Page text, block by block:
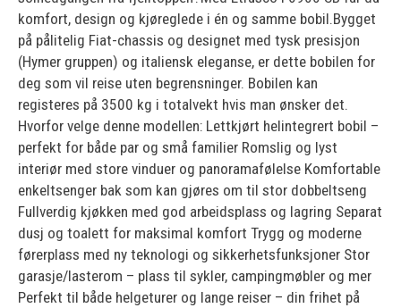
komfort, design og kjøreglede i én og samme bobil.Bygget
på pålitelig Fiat-chassis og designet med tysk presisjon
(Hymer gruppen) og italiensk eleganse, er dette bobilen for
deg som vil reise uten begrensninger. Bobilen kan
registeres på 3500 kg i totalvekt hvis man ønsker det.
Hvorfor velge denne modellen: Lettkjørt helintegrert bobil –
perfekt for både par og små familier Romslig og lyst
interiør med store vinduer og panoramafølelse Komfortable
enkeltsenger bak som kan gjøres om til stor dobbeltseng
Fullverdig kjøkken med god arbeidsplass og lagring Separat
dusj og toalett for maksimal komfort Trygg og moderne
førerplass med ny teknologi og sikkerhetsfunksjoner Stor
garasje/lasterom – plass til sykler, campingmøbler og mer
Perfekt til både helgeturer og lange reiser – din frihet på